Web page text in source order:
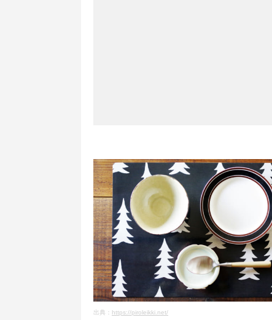
出典： https://piroleikki.net/